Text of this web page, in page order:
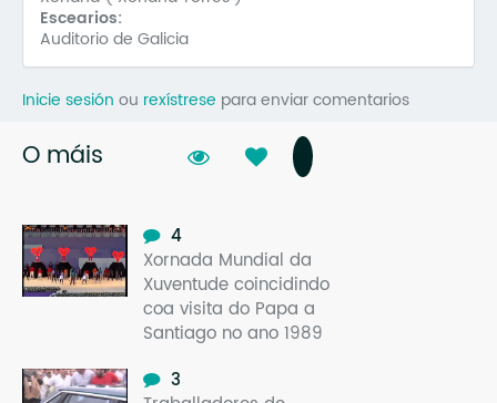
Escearios:
Auditorio de Galicia
Inicie sesión ou rexístrese para enviar comentarios
O máis
4
Xornada Mundial da
Xuventude coincidindo
coa visita do Papa a
Santiago no ano 1989
3